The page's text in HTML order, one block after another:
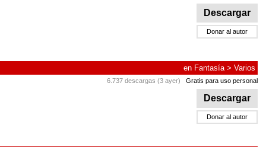
Descargar
Donar al autor
en Fantasía> Varios
6.737 descargas (3 ayer) Gratis para uso personal
Descargar
Donar al autor